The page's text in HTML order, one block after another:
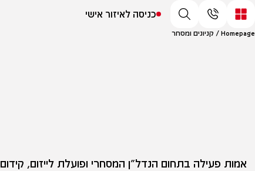
כניסה לאיזור אישי
Homepage
/ קניונים ומסחר
אמות פעילה בתחום הנדל"ן המסחרי ופועלת לייזום, קידום